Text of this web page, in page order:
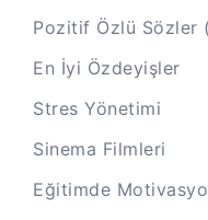
Pozitif Özlü Sözler
En İyi Özdeyişler
Stres Yönetimi
Sinema Filmleri
Eğitimde